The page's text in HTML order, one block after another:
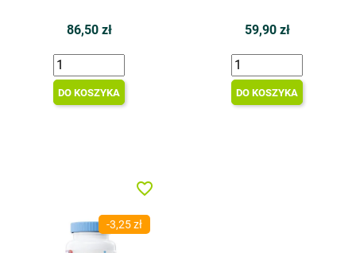
86,50 zł
DO KOSZYKA
59,90 zł
DO KOSZYKA
-3,25 zł
favorite_border